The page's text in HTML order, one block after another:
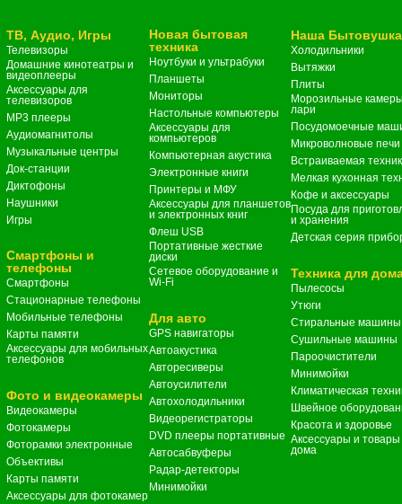
ТВ, Аудио, Игры
Телевизоры
Домашние кинотеатры и
видеоплееры
Аксессуары для
телевизоров
MP3 плееры
Аудиомагнитолы
Музыкальные центры
Док-станции
Диктофоны
Наушники
Игры
Смартфоны и
телефоны
Смартфоны
Стационарные телефоны
Мобильные телефоны
Карты памяти
Аксессуары для мобильных
телефонов
Фото и видеокамеры
Видеокамеры
Фотокамеры
Фоторамки электронные
Объективы
Карты памяти
Аксессуары для фотокамер
Новая бытовая
техника
Ноутбуки и ультрабуки
Планшеты
Мониторы
Настольные компьютеры
Аксессуары для
компьютеров
Компьютерная акустика
Электронные книги
Принтеры и МФУ
Аксессуары для планшетов
и электронных книг
Флеш USB
Портативные жесткие
диски
Сетевое оборудование и
Wi-Fi
Для авто
GPS навигаторы
Автоакустика
Авторесиверы
Автоусилители
Автохолодильники
Видеорегистраторы
DVD плееры портативные
Автосабвуферы
Радар-детекторы
Минимойки
Наша Бытовушка
Холодильники
Вытяжки
Плиты
Морозильные
лари
Посудомоечные
Микроволновые печи
Встраиваемая
Мелкая кухонная
Кофе и аксессуары
Посуда для
и хранения
Детская серия
Техника для
Пылесосы
Утюги
Стиральные машины
Сушильные машины
Пароочистители
Минимойки
Климатическая
Швейное
Красота и здоровье
Аксессуары и
дома